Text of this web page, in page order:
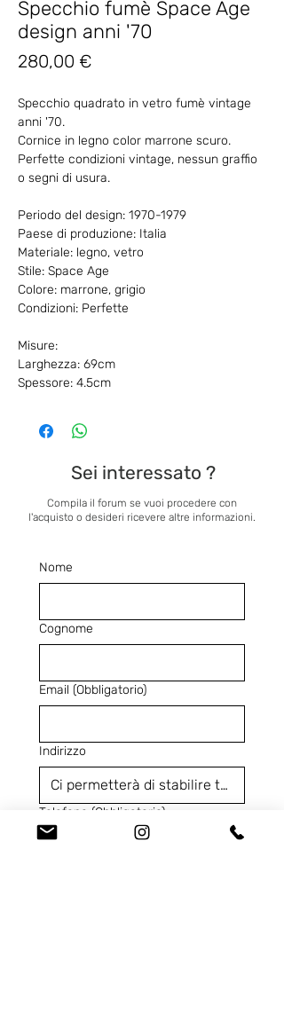
Specchio fumè Space Age
design anni '70
280,00 €
Specchio quadrato in vetro fumè vintage
anni '70.
Cornice in legno color marrone scuro.
Perfette condizioni vintage, nessun graffio
o segni di usura.
Periodo del design: 1970-1979
Paese di produzione: Italia
Materiale: legno, vetro
Stile: Space Age
Colore: marrone, grigio
Condizioni: Perfette
Misure:
Larghezza: 69cm
Spessore: 4.5cm
Sei interessato ?
Compila il forum se vuoi procedere con
l'acquisto o desideri ricevere altre informazioni.
Nome
Cognome
Email (Obbligatorio)
Indirizzo
Telefono (Obbligatorio)